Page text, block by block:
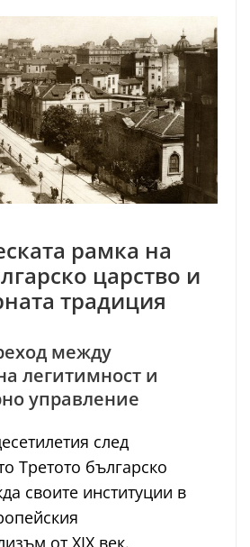
рамка на
царство и
традиция
между
легитимност и
управление
след
Третото българско
своите институции в